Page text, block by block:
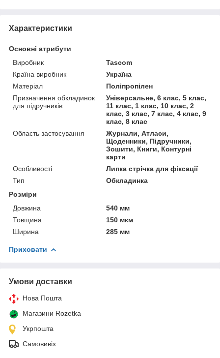
Характеристики
Основні атрибути
Виробник
Tascom
Країна виробник
Україна
Матеріал
Поліпропілен
Призначення обкладинок
для підручників
Універсальне, 6 клас, 5 клас,
11 клас, 1 клас, 10 клас, 2
клас, 3 клас, 7 клас, 4 клас, 9
клас, 8 клас
Область застосування
Журнали, Атласи,
Щоденники, Підручники,
Зошити, Книги, Контурні
карти
Особливості
Липка стрічка для фіксації
Тип
Обкладинка
Розміри
Довжина
540 мм
Товщина
150 мкм
Ширина
285 мм
Приховати
Умови доставки
Нова Пошта
Магазини Rozetka
Укрпошта
Самовивіз